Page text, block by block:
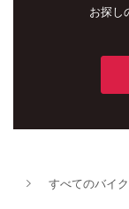
お探し
すべてのバイク
新車